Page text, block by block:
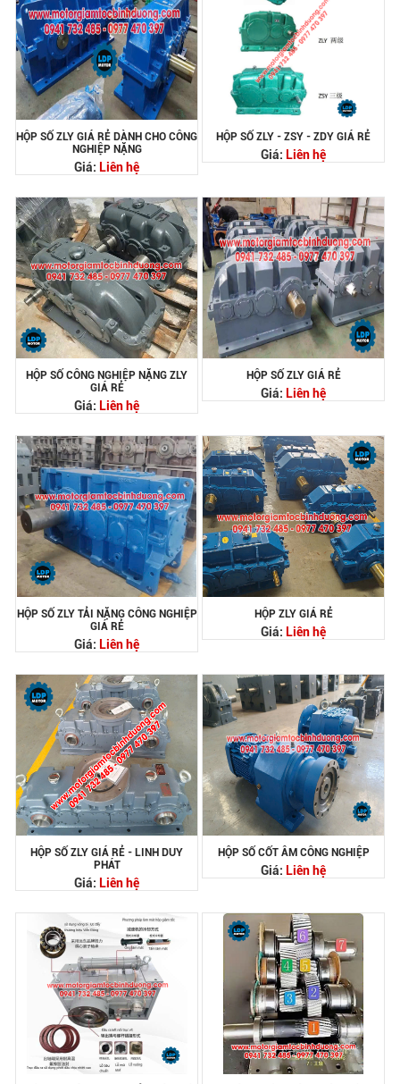
HỘP SỐ ZLY GIÁ RẺ DÀNH CHO CÔNG
NGHIỆP NẶNG
Giá: Liên hệ
HỘP SỐ ZLY - ZSY - ZDY GIÁ RẺ
Giá: Liên hệ
HỘP SỐ CÔNG NGHIỆP NẶNG ZLY
GIÁ RẺ
Giá: Liên hệ
HỘP SỐ ZLY GIÁ RẺ
Giá: Liên hệ
HỘP SỐ ZLY TẢI NẶNG CÔNG NGHIỆP
GIÁ RẺ
Giá: Liên hệ
HỘP ZLY GIÁ RẺ
Giá: Liên hệ
HỘP SỐ ZLY GIÁ RẺ - LINH DUY
PHÁT
Giá: Liên hệ
HỘP SỐ CỐT ÂM CÔNG NGHIỆP
Giá: Liên hệ